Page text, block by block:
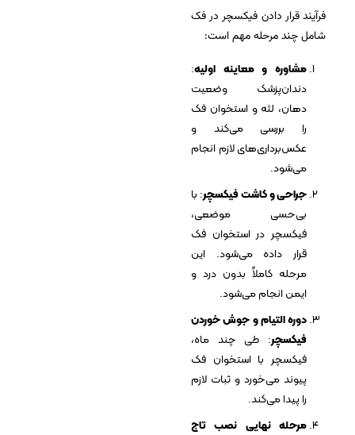
فرآیند قرار دادن فیکسچر در فک
شامل چند مرحله مهم است:
مشاوره و معاینه اولیه:
دندان‌پزشک وضعیت
دهان، لثه و استخوان فک
را بررسی می‌کند و
عکس‌برداری‌های لازم انجام
می‌شود.
جراحی و کاشت فیکسچر: با
بی‌حسی موضعی،
فیکسچر در استخوان فک
قرار داده می‌شود. این
مرحله کاملاً بدون درد و
ایمن انجام می‌شود.
دوره التیام و جوش خوردن
فیکسچر: طی چند ماه،
فیکسچر با استخوان فک
پیوند می‌خورد و ثبات لازم
را پیدا می‌کند.
مرحله نهایی نصب تاج